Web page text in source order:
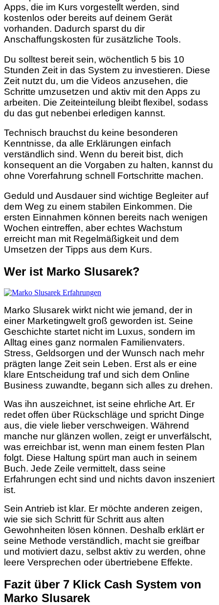
Apps, die im Kurs vorgestellt werden, sind
kostenlos oder bereits auf deinem Gerät
vorhanden. Dadurch sparst du dir
Anschaffungskosten für zusätzliche Tools.
Du solltest bereit sein, wöchentlich 5 bis 10
Stunden Zeit in das System zu investieren. Diese
Zeit nutzt du, um die Videos anzusehen, die
Schritte umzusetzen und aktiv mit den Apps zu
arbeiten. Die Zeiteinteilung bleibt flexibel, sodass
du das gut nebenbei erledigen kannst.
Technisch brauchst du keine besonderen
Kenntnisse, da alle Erklärungen einfach
verständlich sind. Wenn du bereit bist, dich
konsequent an die Vorgaben zu halten, kannst du
ohne Vorerfahrung schnell Fortschritte machen.
Geduld und Ausdauer sind wichtige Begleiter auf
dem Weg zu einem stabilen Einkommen. Die
ersten Einnahmen können bereits nach wenigen
Wochen eintreffen, aber echtes Wachstum
erreicht man mit Regelmäßigkeit und dem
Umsetzen der Tipps aus dem Kurs.
Wer ist Marko Slusarek?
Marko Slusarek wirkt nicht wie jemand, der in
einer Marketingwelt groß geworden ist. Seine
Geschichte startet nicht im Luxus, sondern im
Alltag eines ganz normalen Familienvaters.
Stress, Geldsorgen und der Wunsch nach mehr
prägten lange Zeit sein Leben. Erst als er eine
klare Entscheidung traf und sich dem Online
Business zuwandte, begann sich alles zu drehen.
Was ihn auszeichnet, ist seine ehrliche Art. Er
redet offen über Rückschläge und spricht Dinge
aus, die viele lieber verschweigen. Während
manche nur glänzen wollen, zeigt er unverfälscht,
was erreichbar ist, wenn man einem festen Plan
folgt. Diese Haltung spürt man auch in seinem
Buch. Jede Zeile vermittelt, dass seine
Erfahrungen echt sind und nichts davon inszeniert
ist.
Sein Antrieb ist klar. Er möchte anderen zeigen,
wie sie sich Schritt für Schritt aus alten
Gewohnheiten lösen können. Deshalb erklärt er
seine Methode verständlich, macht sie greifbar
und motiviert dazu, selbst aktiv zu werden, ohne
leere Versprechen oder übertriebene Effekte.
Fazit über 7 Klick Cash System von
Marko Slusarek